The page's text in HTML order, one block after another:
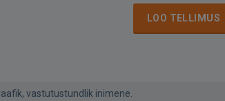
LOO TELLIMUS
vastutustundlik inimene.